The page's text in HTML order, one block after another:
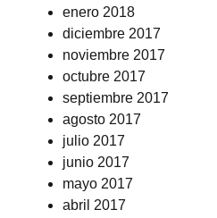
enero 2018
diciembre 2017
noviembre 2017
octubre 2017
septiembre 2017
agosto 2017
julio 2017
junio 2017
mayo 2017
abril 2017